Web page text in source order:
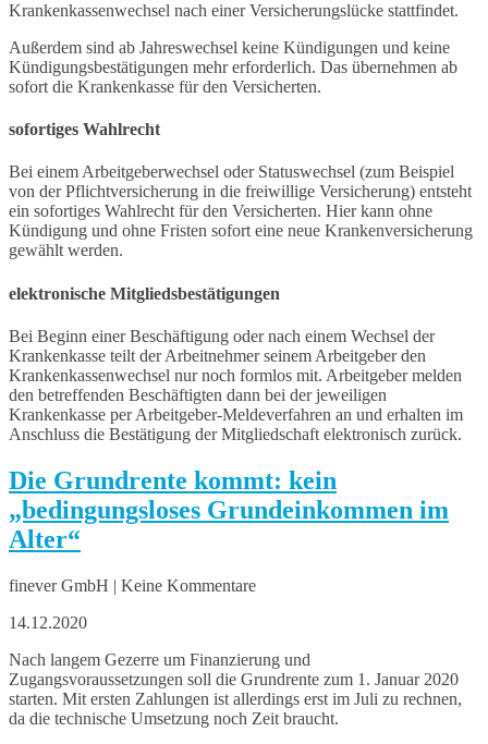
Krankenkassenwechsel nach einer Versicherungslücke stattfindet.
Außerdem sind ab Jahreswechsel keine Kündigungen und keine
Kündigungsbestätigungen mehr erforderlich. Das übernehmen ab
sofort die Krankenkasse für den Versicherten.
sofortiges Wahlrecht
Bei einem Arbeitgeberwechsel oder Statuswechsel (zum Beispiel
von der Pflichtversicherung in die freiwillige Versicherung) entsteht
ein sofortiges Wahlrecht für den Versicherten. Hier kann ohne
Kündigung und ohne Fristen sofort eine neue Krankenversicherung
gewählt werden.
elektronische Mitgliedsbestätigungen
Bei Beginn einer Beschäftigung oder nach einem Wechsel der
Krankenkasse teilt der Arbeitnehmer seinem Arbeitgeber den
Krankenkassenwechsel nur noch formlos mit. Arbeitgeber melden
den betreffenden Beschäftigten dann bei der jeweiligen
Krankenkasse per Arbeitgeber-Meldeverfahren an und erhalten im
Anschluss die Bestätigung der Mitgliedschaft elektronisch zurück.
Die Grundrente kommt: kein
„bedingungsloses Grundeinkommen im
Alter“
finever GmbH | Keine Kommentare
14.12.2020
Nach langem Gezerre um Finanzierung und
Zugangsvoraussetzungen soll die Grundrente zum 1. Januar 2020
starten. Mit ersten Zahlungen ist allerdings erst im Juli zu rechnen,
da die technische Umsetzung noch Zeit braucht.